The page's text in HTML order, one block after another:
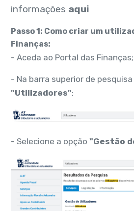
informações aqui
Passo 1: Como criar um
Finanças:
- Aceda ao Portal das Finanças;
- Na barra superior de
"Utilizadores";
- Selecione a opção "Gestão